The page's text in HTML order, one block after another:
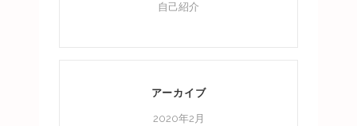
自己紹介
アーカイブ
2020年2月